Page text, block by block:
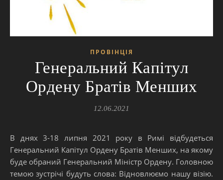
ПРОВІНЦІЯ
Генеральний Капітул
Ордену Братів Менших
12.06.2021
В днях 3-18 липня 2021 року в Римі відбудеться
Генеральний Капітул Ордену Братів Менших, на якому
буде обраний Генеральний Міністр Ордену. Головною
темою зустрічі будуть слова: Відновлюємо нашу візію.